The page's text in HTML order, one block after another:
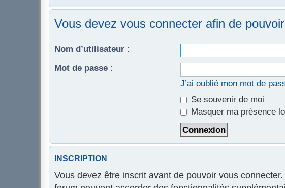
Vous devez vous connecter afin de
Nom d’utilisateur :
Mot de passe :
J’ai oublié mon mot de
Se souvenir de moi
Masquer ma présence
INSCRIPTION
Vous devez être inscrit avant de pouvoir vous